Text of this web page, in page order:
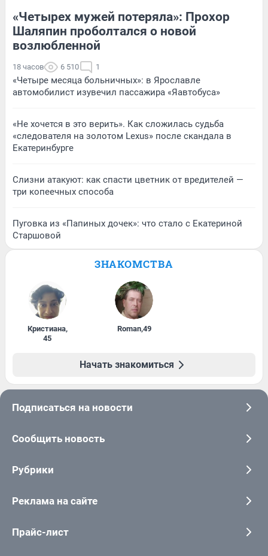
«Четырех мужей потеряла»: Прохор
Шаляпин проболтался о новой
возлюбленной
18 часов 6 510 1
«Четыре месяца больничных»: в Ярославле
автомобилист изувечил пассажира «Яавтобуса»
«Не хочется в это верить». Как сложилась судьба
«следователя на золотом Lexus» после скандала в
Екатеринбурге
Слизни атакуют: как спасти цветник от вредителей —
три копеечных способа
Пуговка из «Папиных дочек»: что стало с Екатериной
Старшовой
ЗНАКОМСТВА
Кристиана,
45
Roman,49
Начать знакомиться
Подписаться на новости
Сообщить новость
Рубрики
Реклама на сайте
Прайс-лист